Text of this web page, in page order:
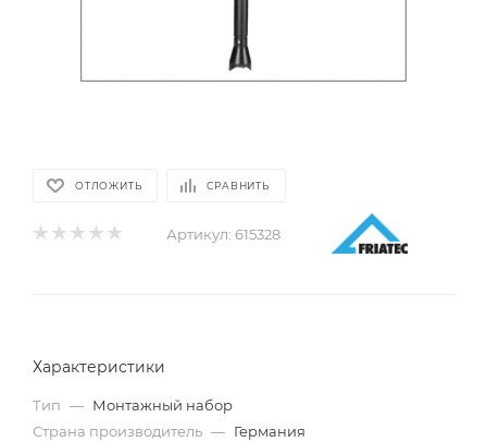
ОТЛОЖИТЬ СРАВНИТЬ
Артикул: 615328
Характеристики
Тип — Монтажный набор
Страна производитель — Германия